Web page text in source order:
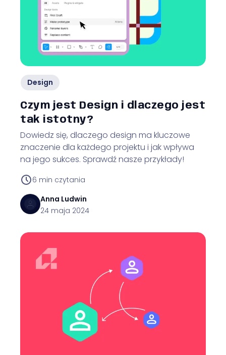
Design
Czym jest Design i dlaczego jest
tak istotny?
Dowiedz się, dlaczego design ma kluczowe
znaczenie dla każdego projektu i jak wpływa
na jego sukces. Sprawdź nasze przykłady!
6 min czytania
Anna Ludwin
24 maja 2024